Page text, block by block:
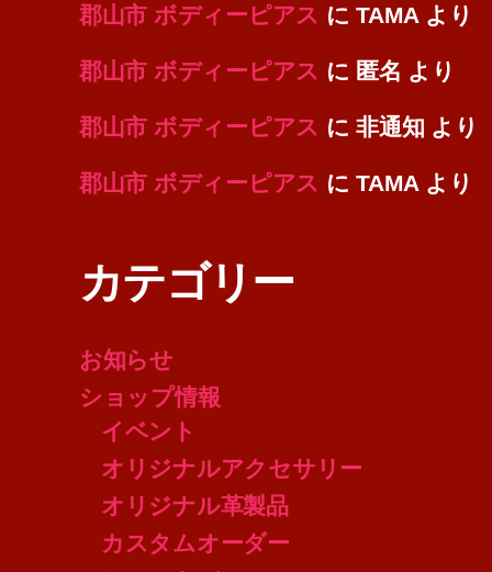
郡山市 ボディーピアス にTAMA より
郡山市 ボディーピアス に 匿名 より
郡山市 ボディーピアス に非通知 より
郡山市 ボディーピアス にTAMA より
カテゴリー
お知らせ
ショップ情報
イベント
オリジナルアクセサリー
オリジナル革製品
カスタムオーダー